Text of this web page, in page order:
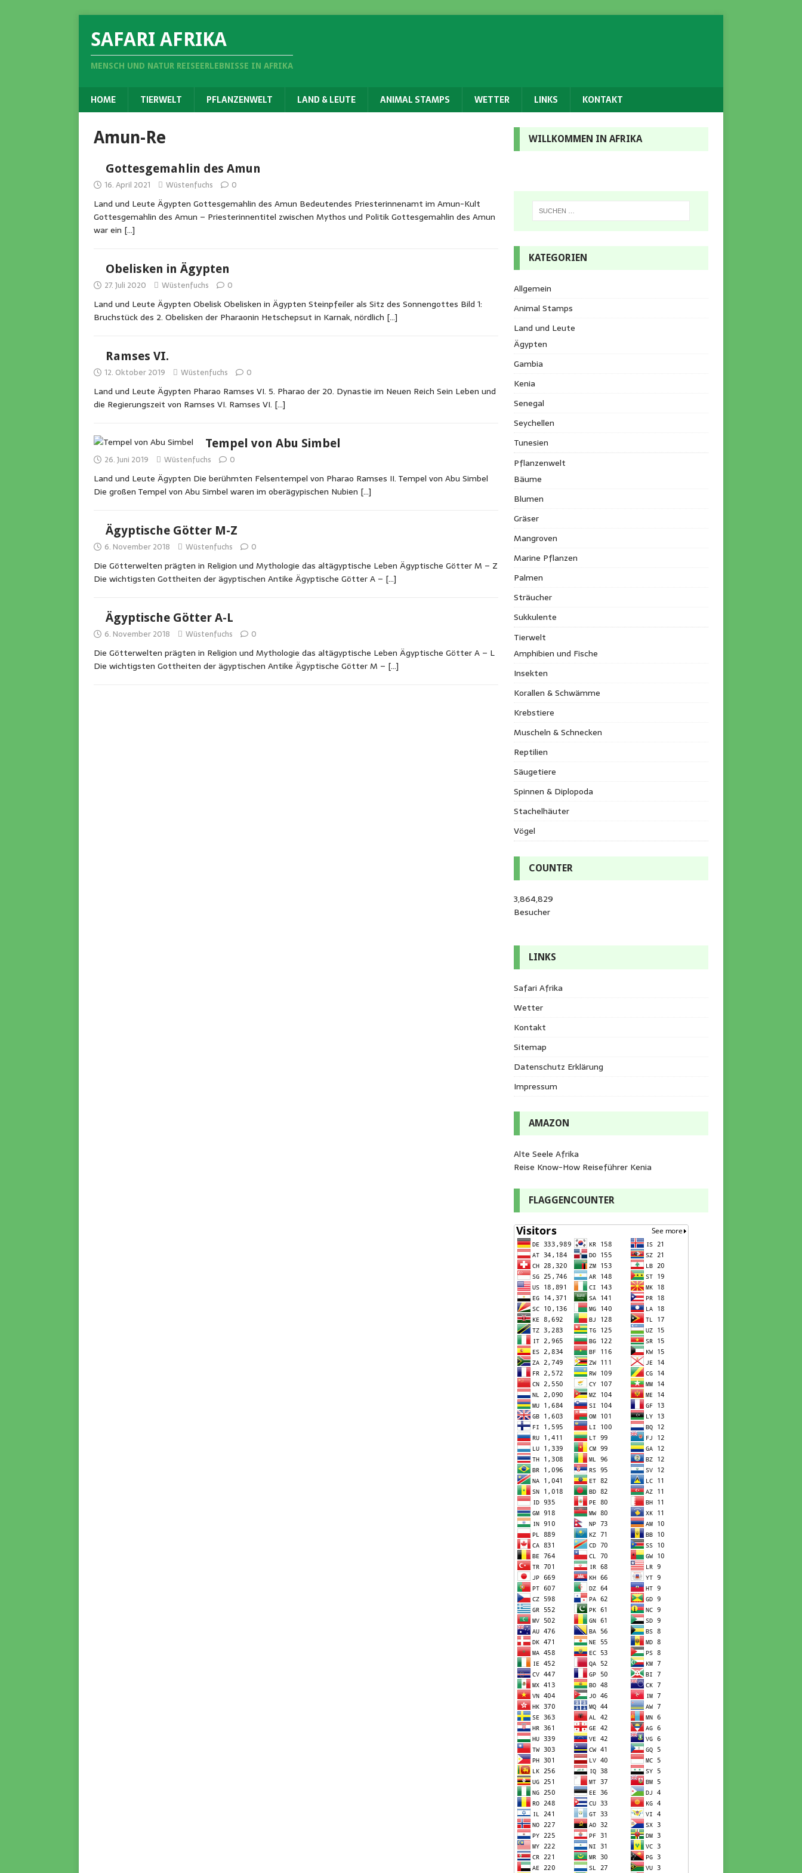
SAFARI AFRIKA
MENSCH UND NATUR REISEERLEBNISSE IN AFRIKA
HOME TIERWELT PFLANZENWELT LAND & LEUTE ANIMAL STAMPS WETTER LINKS KONTAKT
Amun-Re
Gottesgemahlin des Amun
16. April 2021 Wüstenfuchs 0
Land und Leute Ägypten Gottesgemahlin des Amun Bedeutendes Priesterinnenamt im Amun-Kult
Gottesgemahlin des Amun – Priesterinnentitel zwischen Mythos und Politik Gottesgemahlin des Amun
war ein […]
Obelisken in Ägypten
27. Juli 2020 Wüstenfuchs 0
Land und Leute Ägypten Obelisk Obelisken in Ägypten Steinpfeiler als Sitz des Sonnengottes Bild 1:
Bruchstück des 2. Obelisken der Pharaonin Hetschepsut in Karnak, nördlich […]
Ramses VI.
12. Oktober 2019 Wüstenfuchs 0
Land und Leute Ägypten Pharao Ramses VI. 5. Pharao der 20. Dynastie im Neuen Reich Sein Leben und
die Regierungszeit von Ramses VI. Ramses VI. […]
Tempel von Abu Simbel
26. Juni 2019 Wüstenfuchs 0
Land und Leute Ägypten Die berühmten Felsentempel von Pharao Ramses II. Tempel von Abu Simbel
Die großen Tempel von Abu Simbel waren im oberägypischen Nubien […]
Ägyptische Götter M-Z
6. November 2018 Wüstenfuchs 0
Die Götterwelten prägten in Religion und Mythologie das altägyptische Leben Ägyptische Götter M – Z
Die wichtigsten Gottheiten der ägyptischen Antike Ägyptische Götter A – […]
Ägyptische Götter A-L
6. November 2018 Wüstenfuchs 0
Die Götterwelten prägten in Religion und Mythologie das altägyptische Leben Ägyptische Götter A – L
Die wichtigsten Gottheiten der ägyptischen Antike Ägyptische Götter M – […]
WILLKOMMEN IN AFRIKA
KATEGORIEN
Allgemein
Animal Stamps
Land und Leute
Ägypten
Gambia
Kenia
Senegal
Seychellen
Tunesien
Pflanzenwelt
Bäume
Blumen
Gräser
Mangroven
Marine Pflanzen
Palmen
Sträucher
Sukkulente
Tierwelt
Amphibien und Fische
Insekten
Korallen & Schwämme
Krebstiere
Muscheln & Schnecken
Reptilien
Säugetiere
Spinnen & Diplopoda
Stachelhäuter
Vögel
COUNTER
3,864,829
Besucher
LINKS
Safari Afrika
Wetter
Kontakt
Sitemap
Datenschutz Erklärung
Impressum
AMAZON
Alte Seele Afrika
Reise Know-How Reiseführer Kenia
FLAGGENCOUNTER